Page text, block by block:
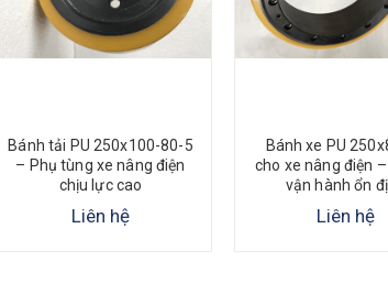
Bánh tải PU 250x100-80-5
– Phụ tùng xe nâng điện
chịu lực cao
Liên hệ
Bánh xe PU
cho xe nâng điện –
vận hành ổn
Liên hệ